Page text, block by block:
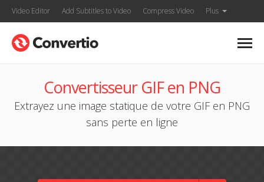
Video Editor Add Subtitles to Video Compress Video Plus
Convertisseur GIF en PNG
Extrayez une image statique de votre GIF en PNG
sans perte en ligne